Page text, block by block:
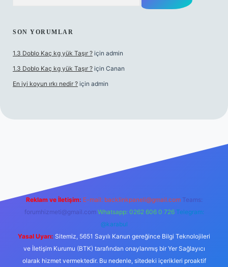
SON YORUMLAR
1.3 Doblo Kaç kg yük Taşır ? için admin
1.3 Doblo Kaç kg yük Taşır ? için Canan
En iyi koyun ırkı nedir ? için admin
Reklam ve İletişim: E-mail: backlinkpaneli@gmail.com Teams:
forumhizmeti@gmail.com Whatsapp: 0262 606 0 726 Telegram:
@karabul
Yasal Uyarı: Sitemiz, 5651 Sayılı Kanun gereğince Bilgi Teknolojileri
ve İletişim Kurumu (BTK) tarafından onaylanmış bir Yer Sağlayıcı
olarak hizmet vermektedir. Bu nedenle, sitedeki içerikleri proaktif